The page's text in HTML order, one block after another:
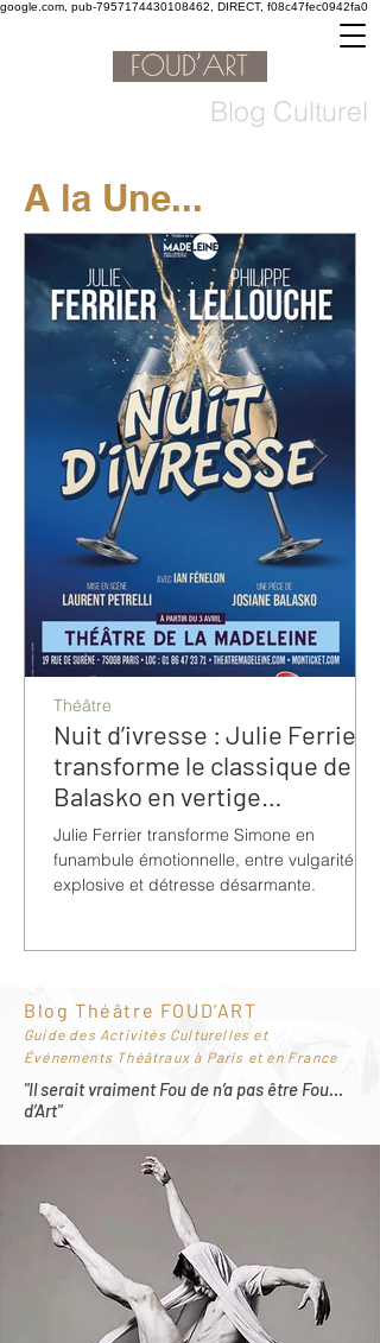
google.com, pub-7957174430108462, DIRECT, f08c47fec0942fa0
Blog Culturel
A la Une...
Nuit d’ivresse : Julie Ferrier
transforme le classique de
Balasko en vertige
bouleversant
Julie Ferrier transforme Simone en
funambule émotionnelle, entre vulgarité
explosive et détresse désarmante.
Théâtre
Blog Théâtre FOUD'ART
Guide des Activités Culturelles et
Événements Théâtraux à Paris et en France
"Il serait vraiment Fou de n’a pas être Fou…
d’Art"